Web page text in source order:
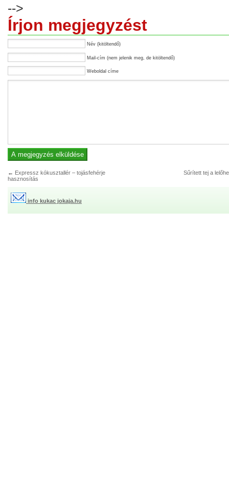
-->
Írjon megjegyzést
Név (kitöltendő)
Mail-cím (nem jelenik meg, de kitöltendő)
Weboldal címe
← Expressz kókusztallér – tojásfehérje
hasznosítás
Sűrített tej a
info kukac jokaja.hu